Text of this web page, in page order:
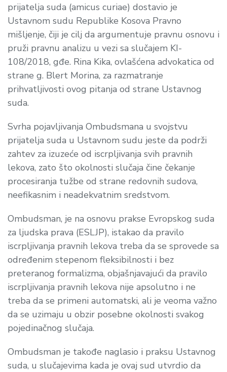
prijatelja suda (amicus curiae) dostavio je
Ustavnom sudu Republike Kosova Pravno
mišljenje, čiji je cilj da argumentuje pravnu osnovu i
pruži pravnu analizu u vezi sa slučajem KI-
108/2018, gđe. Rina Kika, ovlašćena advokatica od
strane g. Blert Morina, za razmatranje
prihvatljivosti ovog pitanja od strane Ustavnog
suda.
Svrha pojavljivanja Ombudsmana u svojstvu
prijatelja suda u Ustavnom sudu jeste da podrži
zahtev za izuzeće od iscrpljivanja svih pravnih
lekova, zato što okolnosti slučaja čine čekanje
procesiranja tužbe od strane redovnih sudova,
neefikasnim i neadekvatnim sredstvom.
Ombudsman, je na osnovu prakse Evropskog suda
za ljudska prava (ESLJP), istakao da pravilo
iscrpljivanja pravnih lekova treba da se sprovede sa
određenim stepenom fleksibilnosti i bez
preteranog formalizma, objašnjavajući da pravilo
iscrpljivanja pravnih lekova nije apsolutno i ne
treba da se primeni automatski, ali je veoma važno
da se uzimaju u obzir posebne okolnosti svakog
pojedinačnog slučaja.
Ombudsman je takođe naglasio i praksu Ustavnog
suda, u slučajevima kada je ovaj sud utvrdio da